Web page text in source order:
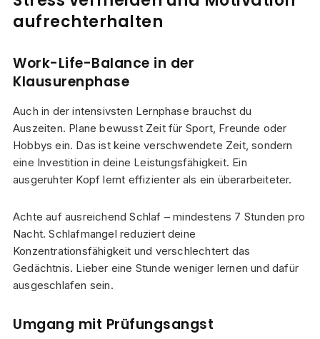
aufrechterhalten
Work-Life-Balance in der
Klausurenphase
Auch in der intensivsten Lernphase brauchst du
Auszeiten. Plane bewusst Zeit für Sport, Freunde oder
Hobbys ein. Das ist keine verschwendete Zeit, sondern
eine Investition in deine Leistungsfähigkeit. Ein
ausgeruhter Kopf lernt effizienter als ein überarbeiteter.
Achte auf ausreichend Schlaf – mindestens 7 Stunden pro
Nacht. Schlafmangel reduziert deine
Konzentrationsfähigkeit und verschlechtert das
Gedächtnis. Lieber eine Stunde weniger lernen und dafür
ausgeschlafen sein.
Umgang mit Prüfungsangst